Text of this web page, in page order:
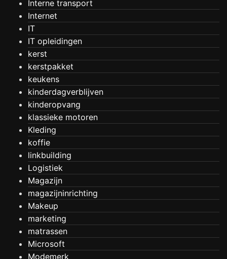
Interne transport
Internet
IT
IT opleidingen
kerst
kerstpakket
keukens
kinderdagverblijven
kinderopvang
klassieke motoren
Kleding
koffie
linkbuilding
Logistiek
Magazijn
magazijninrichting
Makeup
marketing
matrassen
Microsoft
Modemerk